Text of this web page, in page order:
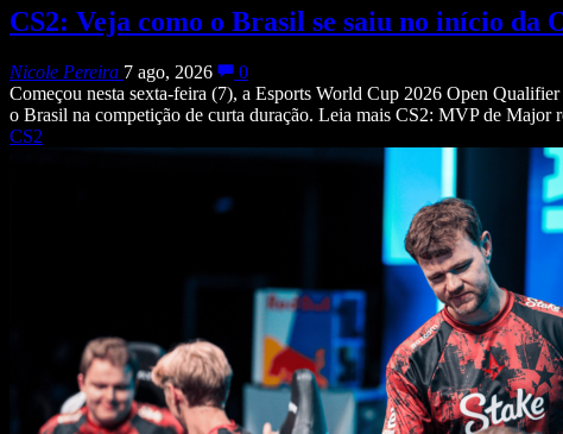
CS2: Veja como o Brasil se saiu no início da
Nicole Pereira 7 ago, 2026
0
Começou nesta sexta-feira (7), a Esports World Cup 2026 Open
o Brasil na competição de curta duração. Leia mais CS2: MVP de
CS2